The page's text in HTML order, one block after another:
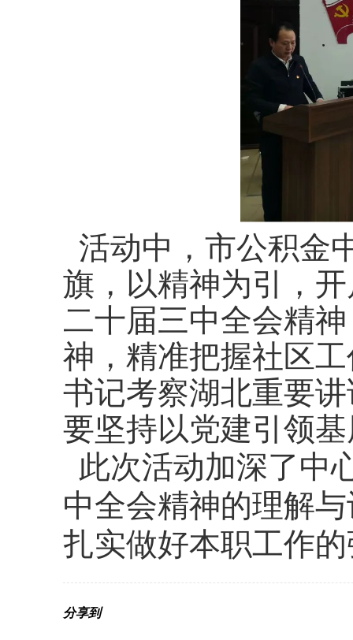
活动中 ，市公积金
旗，以精神为引，
二十届三中全会精
神，精准把握社区
书记考察湖北重要
要坚持以党建引领
此次活动加深了中
中全会精神的理解
扎实做好本职工作
分享到